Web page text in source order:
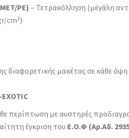
PE) – Τετρακόλληση (μεγάλη
cm²)
διαφορετικής μακέτας σε κάθε όψη
περίπτωση με αυστηρές
έγκριση του Ε.Ο.Φ (Αρ.Αδ.